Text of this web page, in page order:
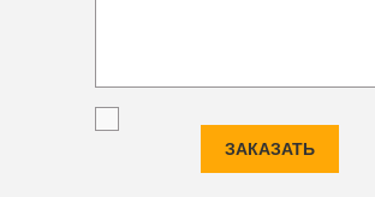
ЗАКАЗАТЬ